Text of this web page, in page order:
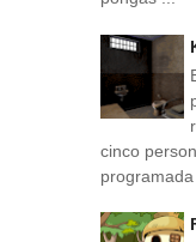
cinco
programada